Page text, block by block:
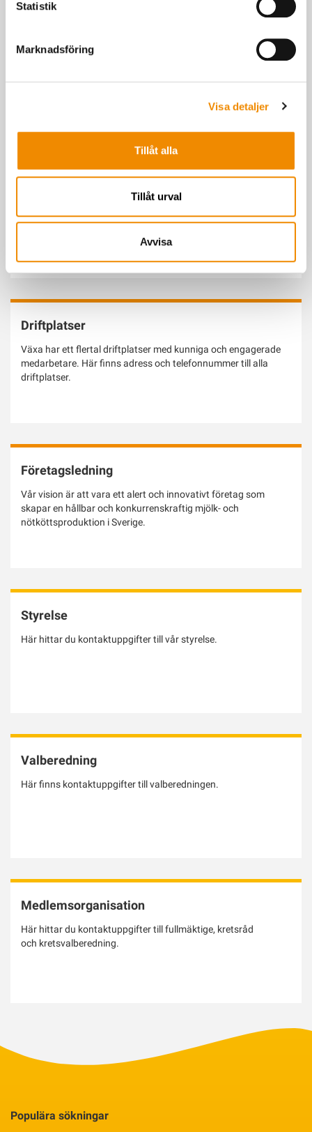
Statistik
Marknadsföring
Visa detaljer
Tillåt alla
Tillåt urval
Avvisa
Prata med oss om Kokontroll, Produktion och Härstamning
Rådgivning
Här får du svar på frågor om mjölkkvalitet, foder, växtodling,
bygg, affärsutveckling och ledarskap.
Driftplatser
Växa har ett flertal driftplatser med kunniga och engagerade
medarbetare. Här finns adress och telefonnummer till alla
driftplatser.
Företagsledning
Vår vision är att vara ett alert och innovativt företag som
skapar en hållbar och konkurrenskraftig mjölk- och
nötköttsproduktion i Sverige.
Styrelse
Här hittar du kontaktuppgifter till vår styrelse.
Valberedning
Här finns kontaktuppgifter till valberedningen.
Medlemsorganisation
Här hittar du kontaktuppgifter till fullmäktige, kretsråd
och kretsvalberedning.
Populära sökningar